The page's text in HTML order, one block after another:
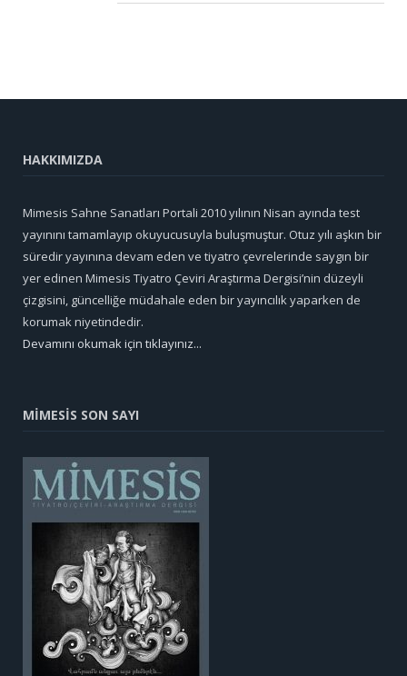
HAKKIMIZDA
Mimesis Sahne Sanatları Portali 2010 yılının Nisan ayında test
yayınını tamamlayıp okuyucusuyla buluşmuştur. Otuz yılı aşkın bir
süredir yayınına devam eden ve tiyatro çevrelerinde saygın bir
yer edinen Mimesis Tiyatro Çeviri Araştırma Dergisi’nin düzeyli
çizgisini, güncelliğe müdahale eden bir yayıncılık yaparken de
korumak niyetindedir.
Devamını okumak için tıklayınız...
MİMESİS SON SAYI